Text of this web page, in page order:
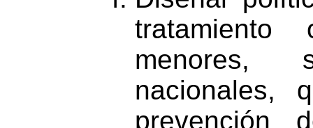
menores,
nacionales,
prevención